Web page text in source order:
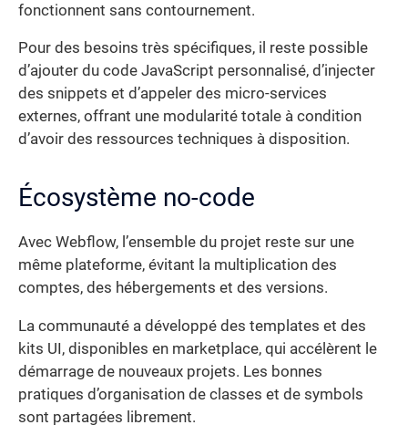
fonctionnent sans contournement.
Pour des besoins très spécifiques, il reste possible
d’ajouter du code JavaScript personnalisé, d’injecter
des snippets et d’appeler des micro-services
externes, offrant une modularité totale à condition
d’avoir des ressources techniques à disposition.
Écosystème no-code
Avec Webflow, l’ensemble du projet reste sur une
même plateforme, évitant la multiplication des
comptes, des hébergements et des versions.
La communauté a développé des templates et des
kits UI, disponibles en marketplace, qui accélèrent le
démarrage de nouveaux projets. Les bonnes
pratiques d’organisation de classes et de symbols
sont partagées librement.